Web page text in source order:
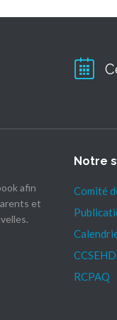
afin
et
Notre
Comité
RCPAQ